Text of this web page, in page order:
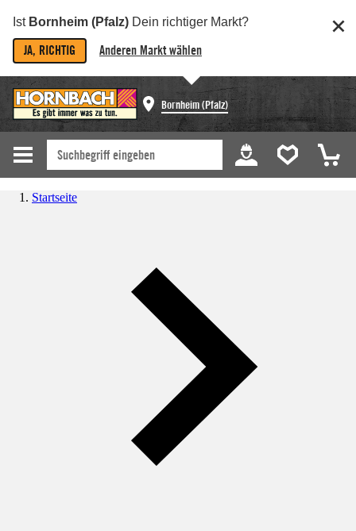
Ist Bornheim (Pfalz) Dein richtiger Markt?
JA, RICHTIG Anderen Markt wählen
Bornheim (Pfalz)
Startseite